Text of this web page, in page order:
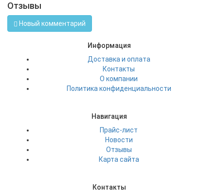
Отзывы
Новый комментарий
Информация
Доставка и оплата
Контакты
О компании
Политика конфиденциальности
Навигация
Прайс-лист
Новости
Отзывы
Карта сайта
Контакты